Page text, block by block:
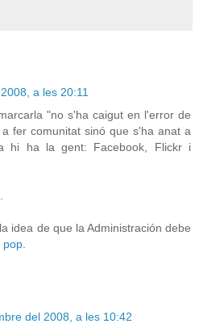
a les 20:11
"no s'ha caigut en l'error de
fer comunitat sinó que s'ha anat a
hi ha la gent: Facebook, Flickr i
idea de que la Administración debe
pop.
del 2008, a les 10:42